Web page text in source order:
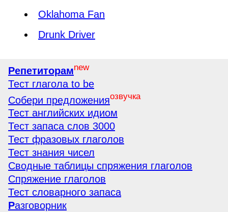
Oklahoma Fan
Drunk Driver
Репетиторамnew
Тест глагола to be
Собери предложенияозвучка
Тест английских идиом
Тест запаса слов 3000
Тест фразовых глаголов
Тест знания чисел
Сводные таблицы спряжения глаголов
Спряжение глаголов
Тест словарного запаса
Разговорник